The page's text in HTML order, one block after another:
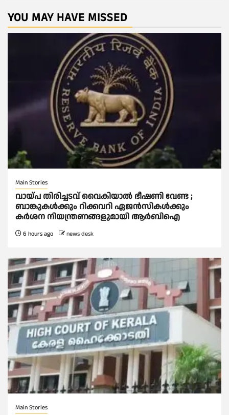
YOU MAY HAVE MISSED
Main Stories
വായ്പ തിരിച്ചടവ് വൈകിയാല്‍ ഭീഷണി വേണ്ട ;
ബാങ്കുകള്‍ക്കും റിക്കവറി ഏജൻസികള്‍ക്കും
കര്‍ശന നിയന്ത്രണങ്ങളുമായി ആര്‍ബിഐ
6 hours ago news desk
Main Stories